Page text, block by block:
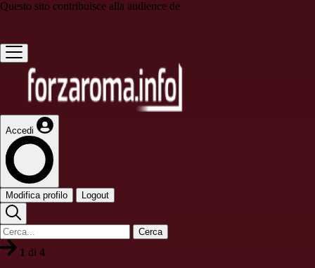
Questo sito contribuisce alla audience de
Accedi
Modifica profilo Logout
Cerca
1 di 4